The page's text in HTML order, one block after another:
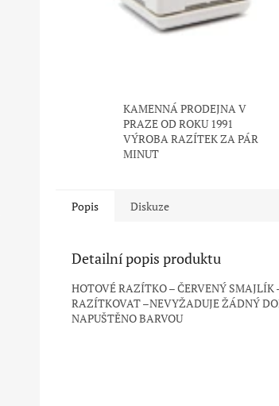
KAMENNÁ PRODEJNA V
PRAZE OD ROKU 1991
VÝROBA RAZÍTEK ZA PÁR
MINUT
Popis Diskuze
Detailní popis produktu
HOTOVÉ RAZÍTKO – ČERVENÝ
RAZÍTKOVAT –NEVYŽADUJE ŽÁDNÝ
NAPUŠTĚNO BARVOU